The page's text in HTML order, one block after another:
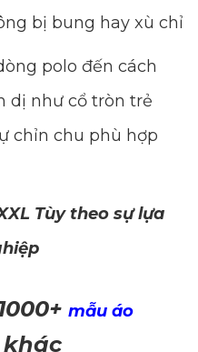
bị bung hay xù chỉ
polo đến cách
dị như cổ tròn trẻ
chỉn chu phù hợp
Tùy theo sự lựa
mẫu áo
khác